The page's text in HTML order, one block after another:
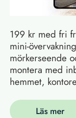
199 kr med fri
mini-
mörkerseende
montera med
hemmet,
Läs mer